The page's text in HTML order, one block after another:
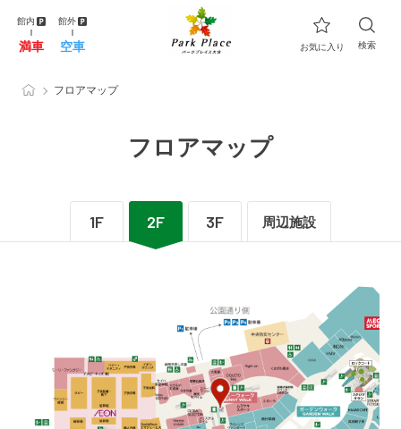
館内
満車
館外
空車 お気に入り 検索
フロアマップ
フロアマップ
1F 2F 3F 周辺施設